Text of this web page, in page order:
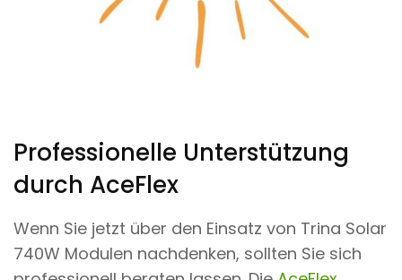
Professionelle Unterstützung
durch AceFlex
Wenn Sie jetzt über den Einsatz von Trina Solar
740W Modulen nachdenken, sollten Sie sich